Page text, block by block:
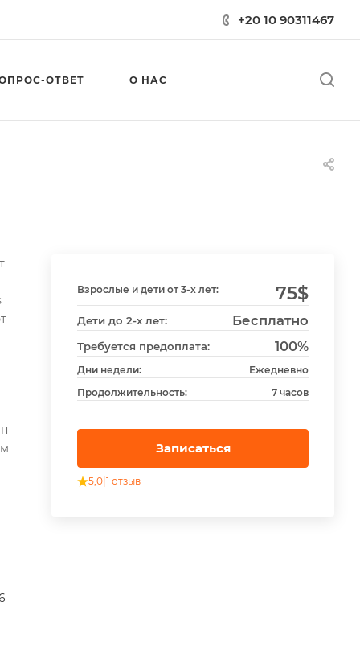
+20 10 90311467
ОТВЕТ О НАС
Взрослые и дети от 3-х лет: 75$
Дети до 2-х лет: Бесплатно
Требуется предоплата: 100%
Дни недели:
Ежедневно
Продолжительность:
7 часов
Записаться
5,0 1 отзыв